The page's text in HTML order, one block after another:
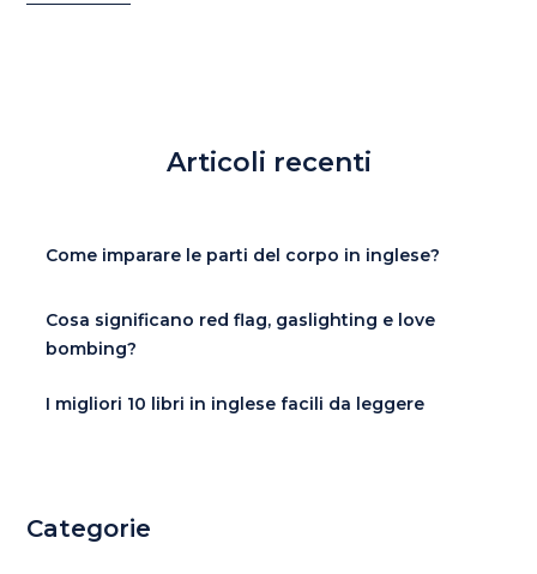
Articoli recenti
Come imparare le parti del corpo in inglese?
Cosa significano red flag, gaslighting e love
bombing?
I migliori 10 libri in inglese facili da leggere
Categorie